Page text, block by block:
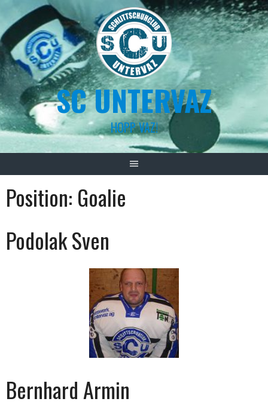
Skip
to
content
SC UNTERVAZ
HOPP VAZ!
Position: Goalie
Podolak Sven
Bernhard Armin